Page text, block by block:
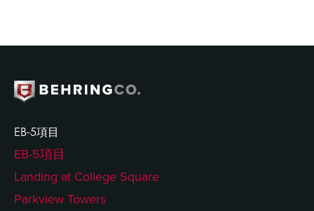
EB-5項目
EB-5項目
Landing at College Square
Parkview Towers